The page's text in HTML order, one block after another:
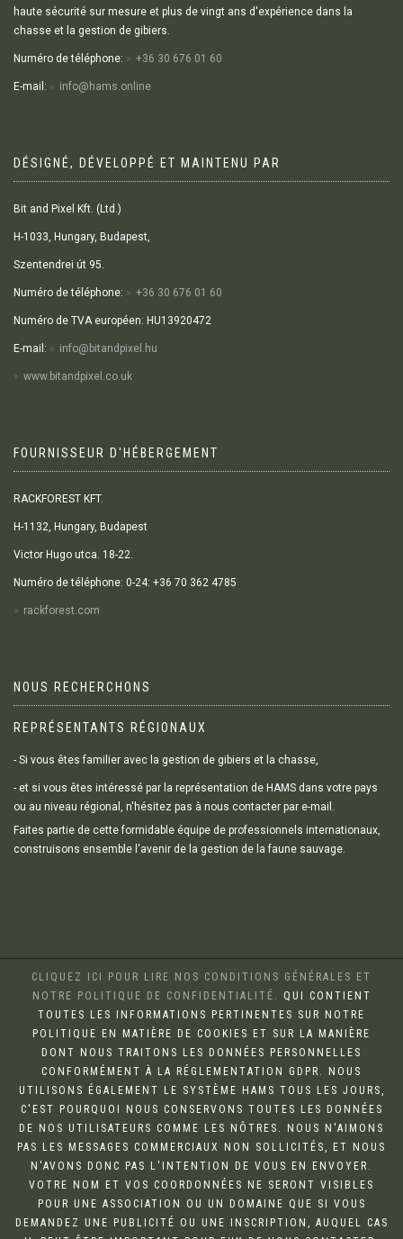
haute sécurité sur mesure et plus de vingt ans d'expérience dans la
chasse et la gestion de gibiers.
Numéro de téléphone: +36 30 676 01 60
E-mail: info@hams.online
DÉSIGNÉ, DÉVELOPPÉ ET MAINTENU PAR
Bit and Pixel Kft. (Ltd.)
H-1033, Hungary, Budapest,
Szentendrei út 95.
Numéro de téléphone: +36 30 676 01 60
Numéro de TVA européen: HU13920472
E-mail: info@bitandpixel.hu
www.bitandpixel.co.uk
FOURNISSEUR D'HÉBERGEMENT
RACKFOREST KFT.
H-1132, Hungary, Budapest
Victor Hugo utca. 18-22.
Numéro de téléphone: 0-24: +36 70 362 4785
rackforest.com
NOUS RECHERCHONS
REPRÉSENTANTS RÉGIONAUX
- Si vous êtes familier avec la gestion de gibiers et la chasse,
- et si vous êtes intéressé par la représentation de HAMS dans votre pays
ou au niveau régional, n'hésitez pas à nous contacter par e-mail.
Faites partie de cette formidable équipe de professionnels internationaux,
construisons ensemble l'avenir de la gestion de la faune sauvage.
CLIQUEZ ICI POUR LIRE NOS CONDITIONS GÉNÉRALES ET
NOTRE POLITIQUE DE CONFIDENTIALITÉ.
QUI CONTIENT
TOUTES LES INFORMATIONS PERTINENTES SUR NOTRE
POLITIQUE EN MATIÈRE DE COOKIES ET SUR LA MANIÈRE
DONT NOUS TRAITONS LES DONNÉES PERSONNELLES
CONFORMÉMENT À LA RÉGLEMENTATION GDPR. NOUS
UTILISONS ÉGALEMENT LE SYSTÈME HAMS TOUS LES JOURS,
C'EST POURQUOI NOUS CONSERVONS TOUTES LES DONNÉES
DE NOS UTILISATEURS COMME LES NÔTRES. NOUS N'AIMONS
PAS LES MESSAGES COMMERCIAUX NON SOLLICITÉS, ET NOUS
N'AVONS DONC PAS L'INTENTION DE VOUS EN ENVOYER.
VOTRE NOM ET VOS COORDONNÉES NE SERONT VISIBLES
POUR UNE ASSOCIATION OU UN DOMAINE QUE SI VOUS
DEMANDEZ UNE PUBLICITÉ OU UNE INSCRIPTION, AUQUEL CAS